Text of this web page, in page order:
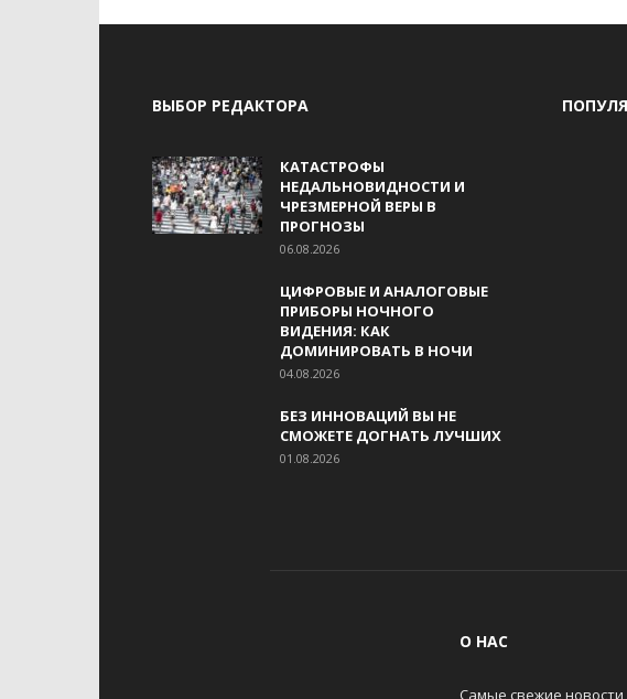
ВЫБОР РЕДАКТОРА
КАТАСТРОФЫ
НЕДАЛЬНОВИДНОСТИ И
ЧРЕЗМЕРНОЙ ВЕРЫ В
ПРОГНОЗЫ
06.08.2026
ЦИФРОВЫЕ И АНАЛОГОВЫЕ
ПРИБОРЫ НОЧНОГО
ВИДЕНИЯ: КАК
ДОМИНИРОВАТЬ В НОЧИ
04.08.2026
БЕЗ ИННОВАЦИЙ ВЫ НЕ
СМОЖЕТЕ ДОГНАТЬ ЛУЧШИХ
01.08.2026
О НАС
Самые свежие новости